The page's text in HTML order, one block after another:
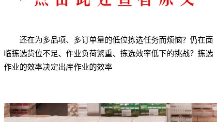
还在为多品项、多订单量的低位拣选任务而烦恼？仍在面
临拣选货位不足、作业负荷繁重、拣选效率低下的挑战？拣选
作业的效率决定出库作业的效率